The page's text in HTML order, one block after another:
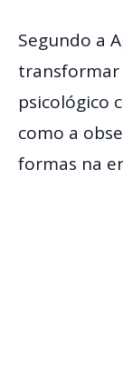
Segundo a
psicológico
como a
formas na